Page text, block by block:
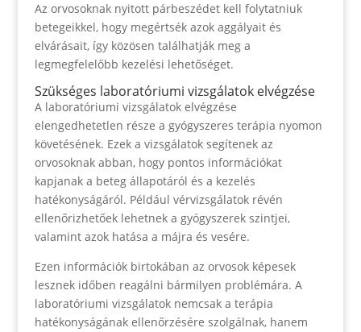
Az orvosoknak nyitott párbeszédet kell folytatniuk
betegeikkel, hogy megértsék azok aggályait és
elvárásait, így közösen találhatják meg a
legmegfelelőbb kezelési lehetőséget.
Szükséges laboratóriumi vizsgálatok elvégzése
A laboratóriumi vizsgálatok elvégzése
elengedhetetlen része a gyógyszeres terápia nyomon
követésének. Ezek a vizsgálatok segítenek az
orvosoknak abban, hogy pontos információkat
kapjanak a beteg állapotáról és a kezelés
hatékonyságáról. Például vérvizsgálatok révén
ellenőrizhetőek lehetnek a gyógyszerek szintjei,
valamint azok hatása a májra és vesére.
Ezen információk birtokában az orvosok képesek
lesznek időben reagálni bármilyen problémára. A
laboratóriumi vizsgálatok nemcsak a terápia
hatékonyságának ellenőrzésére szolgálnak, hanem